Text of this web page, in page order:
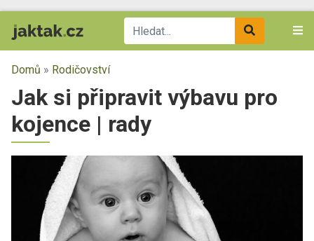
Domů » Rodičovství
Jak si připravit výbavu pro
kojence | rady